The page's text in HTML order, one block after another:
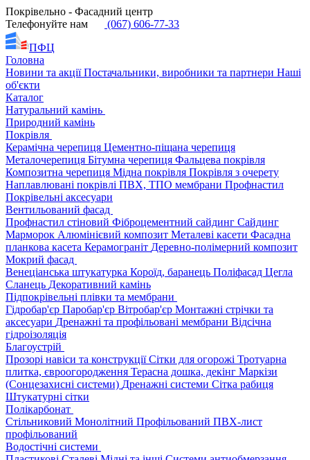
Покрівельно - Фасадний центр
Телефонуйте нам
(067) 606-77-33
ПФЦ
Головна
Новини та акціїПостачальники, виробники та партнери Наші
об'єкти
Каталог
Натуральний камінь
Природний камінь
Покрівля
Керамічна черепиця Цементно-піщана черепиця
Металочерепиця Бітумна черепиця Фальцева покрівля
Композитна черепиця Мідна покрівля Покрівля з очерету
Наплавлювані покрівлі ПВХ, ТПО мембрани Профнастил
Покрівельні аксесуари
Вентильований фасад
Профнастил стіновий Фіброцементний сайдинг Сайдинг
Марморок Алюмінієвий композит Металеві касети Фасадна
планкова касета Керамограніт Деревно-полімерний композит
Мокрий фасад
Венеціанська штукатурка Короїд, баранець Поліфасад Цегла
Сланець Декоративний камінь
Підпокрівельні плівки та мембрани
Гідробар'єр Паробар'єр Вітробар'єр Монтажні стрічки та
аксесуари Дренажні та профільовані мембрани Відсічна
гідроізоляція
Благоустрій
Прозорі навіси та конструкціїСітки для огорожі Тротуарна
плитка, євроогородження Терасна дошка, декінг Маркізи
(Сонцезахисні системи) Дренажні системи Сітка рабиця
Штукатурні сітки
Полікарбонат
Стільниковий Монолітний Профільований ПВХ-лист
профільований
Водостічні системи